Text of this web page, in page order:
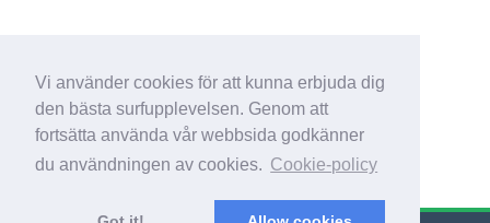
Vi använder cookies för att kunna erbjuda dig
den bästa surfupplevelsen. Genom att
fortsätta använda vår webbsida godkänner
du användningen av cookies. Cookie-policy